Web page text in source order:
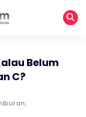
Belum
C?
,